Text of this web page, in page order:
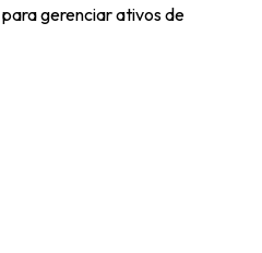
gerenciar ativos de